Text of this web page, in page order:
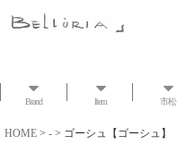
Brand Item 市松
HOME > - > ゴーシュ【ゴーシュ】